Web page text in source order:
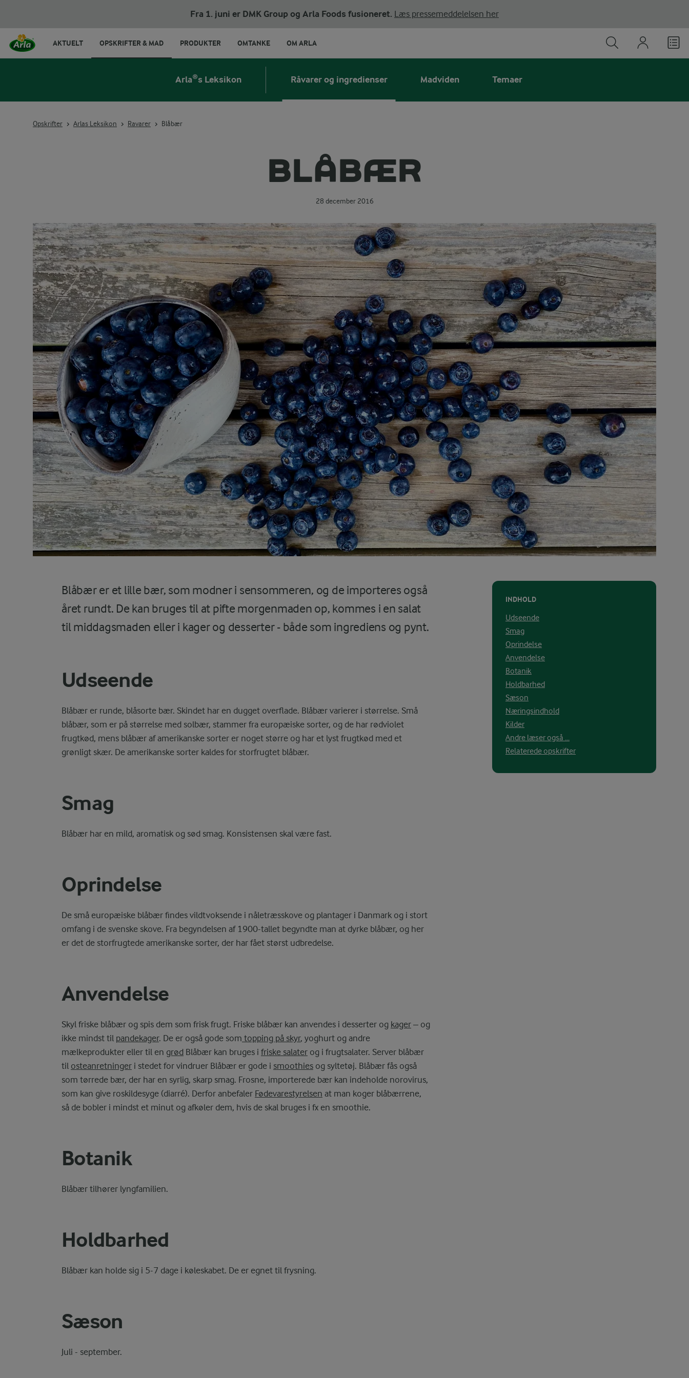
Fra 1. juni er DMK Group og Arla Foods fusioneret. Læs pressemeddelelsen her
AKTUELT OPSKRIFTER & MAD PRODUKTER OMTANKE OM ARLA
Arla®s Leksikon Råvarer og ingredienser Madviden Temaer
Opskrifter Arlas Leksikon Ravarer Blåbær
BLÅBÆR
28 december 2016
INDHOLD
Udseende
Smag
Oprindelse
Anvendelse
Botanik
Holdbarhed
Sæson
Næringsindhold
Kilder
Andre læser også ...
Relaterede opskrifter
Blåbær er et lille bær, som modner i sensommeren, og de importeres også
året rundt. De kan bruges til at pifte morgenmaden op, kommes i en salat
til middagsmaden eller i kager og desserter - både som ingrediens og pynt.
Udseende
Blåbær er runde, blåsorte bær. Skindet har en dugget overflade. Blåbær varierer i størrelse. Små
blåbær, som er på størrelse med solbær, stammer fra europæiske sorter, og de har rødviolet
frugtkød, mens blåbær af amerikanske sorter er noget større og har et lyst frugtkød med et
grønligt skær. De amerikanske sorter kaldes for storfrugtet blåbær.
Smag
Blåbær har en mild, aromatisk og sød smag. Konsistensen skal være fast.
Oprindelse
De små europæiske blåbær findes vildtvoksende i nåletræsskove og plantager i Danmark og i stort
omfang i de svenske skove. Fra begyndelsen af 1900-tallet begyndte man at dyrke blåbær, og her
er det de storfrugtede amerikanske sorter, der har fået størst udbredelse.
Anvendelse
Skyl friske blåbær og spis dem som frisk frugt. Friske blåbær kan anvendes i desserter og kager – og
ikke mindst til pandekager. De er også gode som topping på skyr, yoghurt og andre
mælkeprodukter eller til en grød Blåbær kan bruges i friske salater og i frugtsalater. Server blåbær
til osteanretninger i stedet for vindruer Blåbær er gode i smoothies og syltetøj. Blåbær fås også
som tørrede bær, der har en syrlig, skarp smag. Frosne, importerede bær kan indeholde norovirus,
som kan give roskildesyge (diarré). Derfor anbefaler Fødevarestyrelsen at man koger blåbærrene,
så de bobler i mindst et minut og afkøler dem, hvis de skal bruges i fx en smoothie.
Botanik
Blåbær tilhører lyngfamilien.
Holdbarhed
Blåbær kan holde sig i 5-7 dage i køleskabet. De er egnet til frysning.
Sæson
Juli - september.